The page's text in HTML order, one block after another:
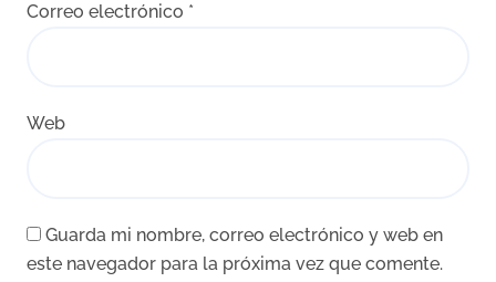
Correo electrónico *
Web
Guarda mi nombre, correo electrónico y web en
este navegador para la próxima vez que comente.